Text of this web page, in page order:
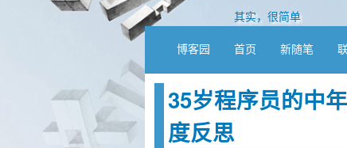
其实，很简单
博客园 首页 新随笔
35岁程序员的中
度反思